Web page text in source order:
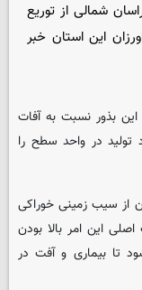
شمالی از توریع
این استان خبر
بذور نسبت به آفات
تولید در واحد سطح را
از سیب زمینی خوراکی
این امر بالا بودن
تا بیماری و آفت در